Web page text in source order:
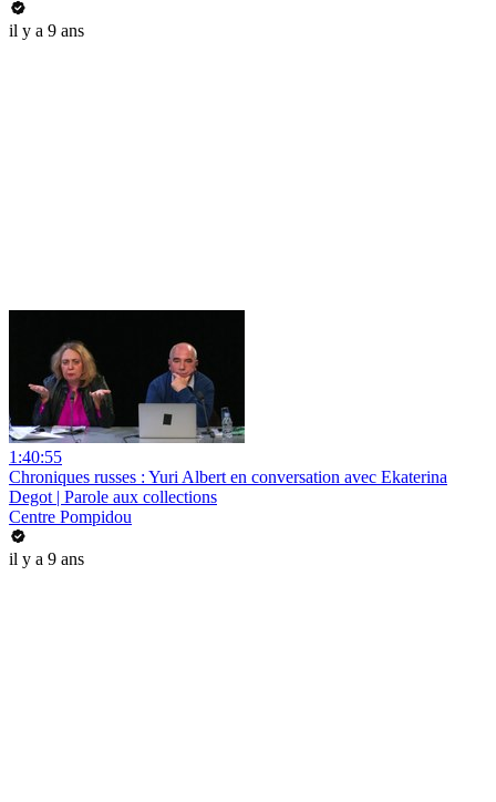
il y a 9 ans
1:40:55
Chroniques russes : Yuri Albert en conversation avec Ekaterina
Degot | Parole aux collections
Centre Pompidou
il y a 9 ans